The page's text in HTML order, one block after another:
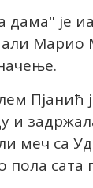
дама" је
Марио
Пјанић
и
меч са
пола сата